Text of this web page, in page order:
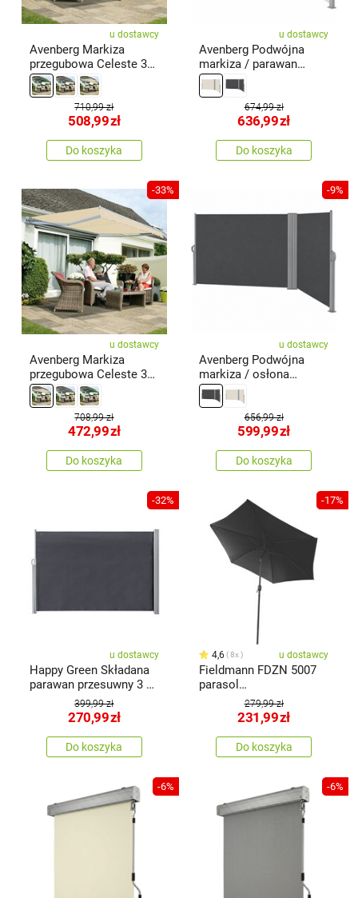
u dostawcy
Avenberg Markiza
przegubowa Celeste 3
m, zielony
710,99 zł
508,99zł
Do koszyka
u dostawcy
Avenberg Podwójna
markiza / parawan
boczny Violeta, beżowy
674,99 zł
636,99zł
Do koszyka
-33%
u dostawcy
Avenberg Markiza
przegubowa Celeste 3
m, beżowy
708,99 zł
472,99zł
Do koszyka
-9%
u dostawcy
Avenberg Podwójna
markiza / osłona
boczna Violeta,
ciemnoszary
656,99 zł
599,99zł
Do koszyka
-32%
u dostawcy
Happy Green Składana
parawan przesuwny 3 x
1,6 m, szary399,99 zł
270,99zł
Do koszyka
-17%
4,6 8x u dostawcy
Fieldmann FDZN 5007
parasol
przeciwsłonecznyczarny,
279,99 zł
231,99zł
Do koszyka
-6% -6%